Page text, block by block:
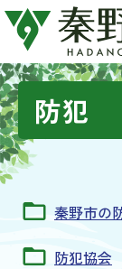
防犯
秦野市の
防犯協会